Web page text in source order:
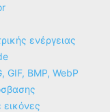
ενέργειας
GIF, BMP, WebP